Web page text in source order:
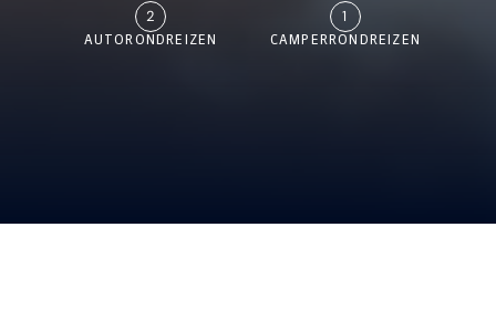
AUTORONDREIZEN
2
CAMPERRONDREIZEN
1